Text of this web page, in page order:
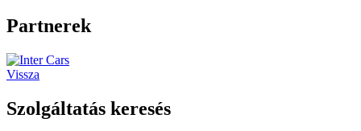
Partnerek
Vissza
Szolgáltatás keresés